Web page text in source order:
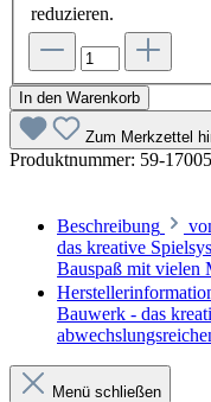
reduzieren.
In den Warenkorb
Zum Merkzettel
Produktnummer: 59-
Beschreibung
das kreative
Bauspaß mit
Bauwerk - das
Menü schließen